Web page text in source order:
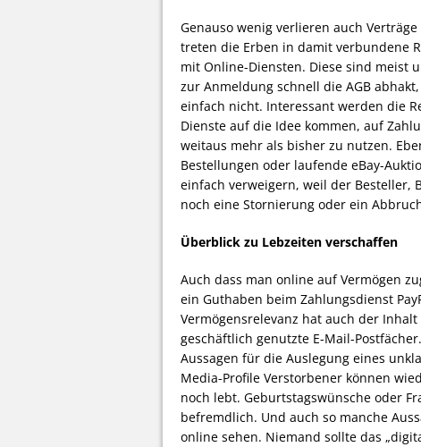
Genauso wenig verlieren auch
treten die Erben in damit verbundene
mit Online-Diensten. Diese sind meist
zur Anmeldung schnell die AGB
einfach nicht. Interessant werden die
Dienste auf die Idee kommen, auf
weitaus mehr als bisher zu nutzen.
Bestellungen oder laufende eBay-
einfach verweigern, weil der Besteller,
noch eine Stornierung oder ein
Überblick zu Lebzeiten verschaffen
Auch dass man online auf Vermögen
ein Guthaben beim Zahlungsdienst
Vermögensrelevanz hat auch der
geschäftlich genutzte E-Mail-
Aussagen für die Auslegung eines
Media-Profile Verstorbener können
noch lebt. Geburtstagswünsche oder
befremdlich. Und auch so manche
online sehen. Niemand sollte das